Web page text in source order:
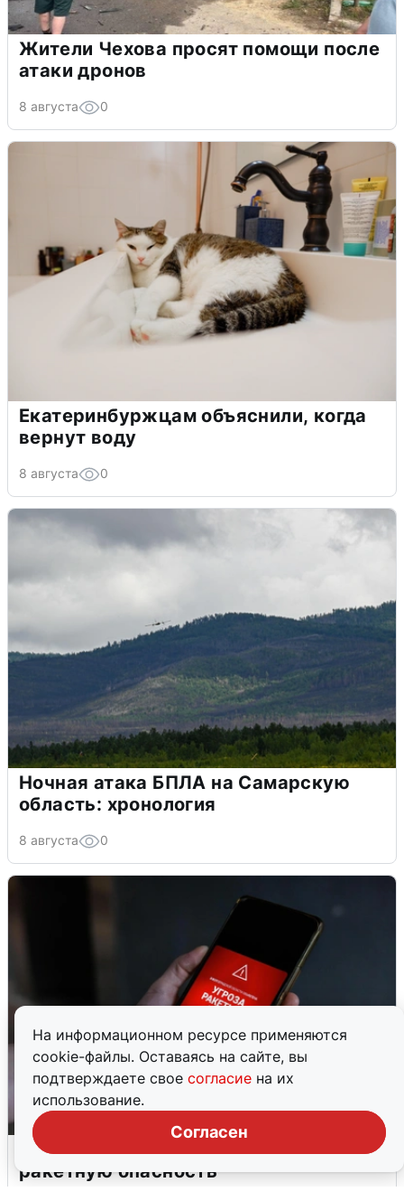
На информационном ресурсе применяются
cookie-файлы. Оставаясь на сайте, вы
подтверждаете свое согласие на их
использование.
Согласен
Жители Чехова просят помощи после
атаки дронов
8 августа 0
Екатеринбуржцам объяснили, когда
вернут воду
8 августа 0
Ночная атака БПЛА на Самарскую
область: хронология
8 августа 0
В Пермском крае утром объявили
ракетную опасность